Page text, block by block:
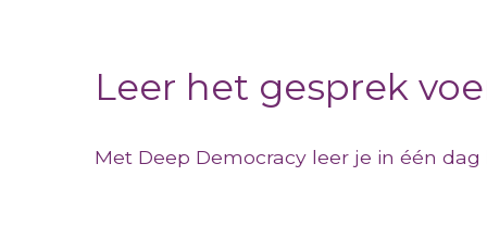
Leer het gesprek
Met Deep Democracy leer je in één